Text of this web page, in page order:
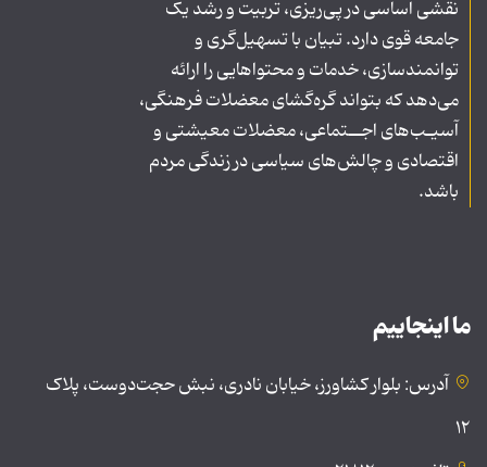
نقشی اساسی در پی‌ریزی، تربیت و رشد یک
جامعه قوی دارد. تبیان با تسهیل‌گری و
توانمندسازی، خدمات و محتواهایی را ارائه
می‌دهد که بتواند گره‌گشای معضلات فرهنگی،
آسیـب‌های اجــتماعی، معضلات معیشتی و
اقتصادی و چالش‌های سیاسی در زندگی مردم
باشد.
ما اینجاییم
آدرس: بلوار کشاورز، خیابان نادری، نبش حجت‌دوست، پلاک
۱۲